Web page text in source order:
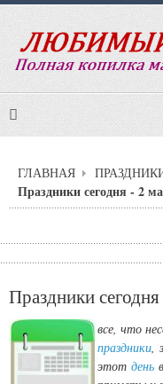
ГЛАВНАЯ
Праздники сегодня - 2
Праздники
все, что
праздники,
этот день